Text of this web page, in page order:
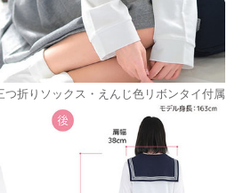
つ折りソックス・えんじ色リボンタイ付属